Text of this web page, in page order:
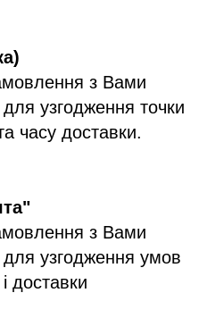
з Вами
узгодження точки
часу доставки.
з Вами
узгодження умов
доставки